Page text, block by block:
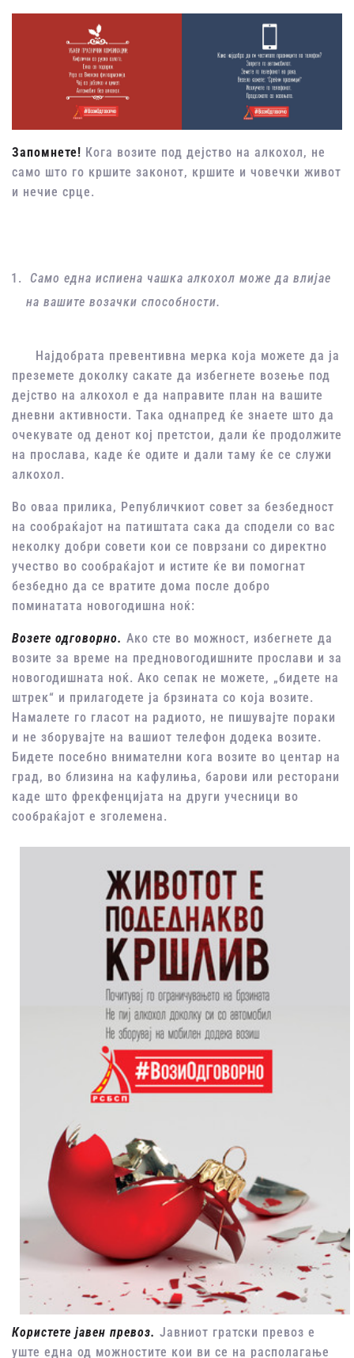
Запомнете! Кога возите под дејство на алкохол, не
само што го кршите законот, кршите и човечки живот
и нечие срце.
Само една испиена чашка алкохол може да влијае
на вашите возачки способности.
Најдобрата превентивна мерка која можете да ја
преземете доколку сакате да избегнете возење под
дејство на алкохол е да направите план на вашите
дневни активности. Така однапред ќе знаете што да
очекувате од денот кој претстои, дали ќе продолжите
на прослава, каде ќе одите и дали таму ќе се служи
алкохол.
Во оваа прилика, Републичкиот совет за безбедност
на сообраќајот на патиштата сака да сподели со вас
неколку добри совети кои се поврзани со директно
учество во сообраќајот и истите ќе ви помогнат
безбедно да се вратите дома после добро
поминатата новогодишна ноќ:
Возете одговорно. Ако сте во можност, избегнете да
возите за време на предновогодишните прослави и за
новогодишната ноќ. Ако сепак не можете, „бидете на
штрек“ и прилагодете ја брзината со која возите.
Намалете го гласот на радиото, не пишувајте пораки
и не зборувајте на вашиот телефон додека возите.
Бидете посебно внимателни кога возите во центар на
град, во близина на кафулиња, барови или ресторани
каде што фрекфенцијата на други учесници во
сообраќајот е зголемена.
Користете јавен превоз. Јавниот гратски превоз е
уште една од можностите кои ви се на располагање